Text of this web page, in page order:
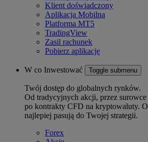
Klient doświadczony
Aplikacja Mobilna
Platforma MT5
TradingView
Zasil rachunek
Pobierz aplikację
W co Inwestować Toggle submenu
Twój dostęp do globalnych rynków.
Od tradycyjnych akcji, przez
po kontrakty CFD na kryptowaluty.
najlepiej pasują do Twojej strategii.
Forex